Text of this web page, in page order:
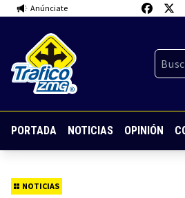
Anúnciate
PORTADA NOTICIAS OPINIÓN
NOTICIAS